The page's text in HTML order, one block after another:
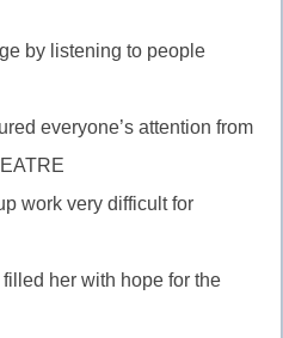
by listening to people
everyone’s attention from
work very difficult for
her with hope for the